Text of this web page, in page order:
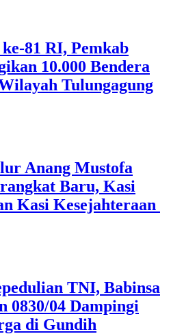
81 RI, Pemkab
10.000 Bendera
Tulungagung
Anang Mustofa
Baru, Kasi
Kasi Kesejahteraan
TNI, Babinsa
0830/04 Dampingi
di Gundih